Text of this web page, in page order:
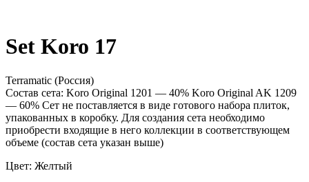
Set Koro 17
Terramatic (Россия)
Состав сета: Koro Original 1201 — 40% Koro Original AK 1209
— 60% Сет не поставляется в виде готового набора плиток,
упакованных в коробку. Для создания сета необходимо
приобрести входящие в него коллекции в соответствующем
объеме (состав сета указан выше)
Цвет: Желтый